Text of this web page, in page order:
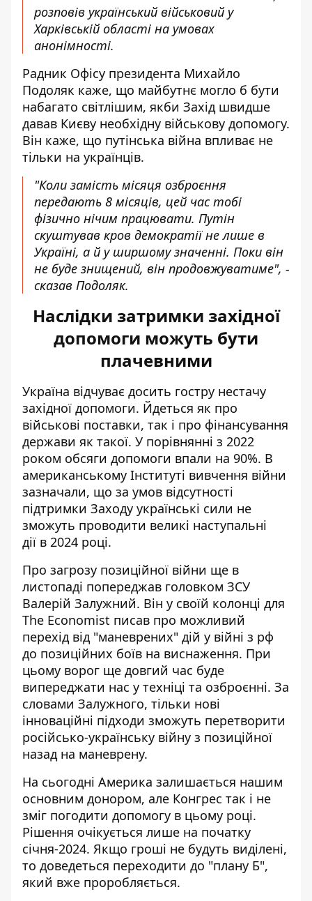
розповів український військовий у
Харківській області на умовах
анонімності.
Радник Офісу президента Михайло
Подоляк каже, що майбутнє могло б бути
набагато світлішим, якби Захід швидше
давав Києву необхідну військову допомогу.
Він каже, що путінська війна впливає не
тільки на українців.
"Коли замість місяця озброєння
передають 8 місяців, цей час тобі
фізично нічим працювати. Путін
скуштував кров демократії не лише в
Україні, а й у ширшому значенні. Поки він
не буде знищений, він продовжуватиме", -
сказав Подоляк.
Наслідки затримки західної
допомоги можуть бути
плачевними
Україна відчуває досить гостру нестачу
західної допомоги. Йдеться як про
військові поставки, так і про фінансування
держави як такої. У порівнянні з 2022
роком обсяги допомоги впали на 90%. В
американському Інституті вивчення війни
зазначали, що за умов відсутності
підтримки Заходу українські сили не
зможуть проводити великі наступальні
дії в 2024 році.
Про загрозу позиційної війни ще в
листопаді попереджав головком ЗСУ
Валерій Залужний. Він у своїй колонці для
The Economist писав про можливий
перехід від "маневрених" дій у війні з рф
до позиційних боїв на виснаження. При
цьому ворог ще довгий час буде
випереджати нас у техніці та озброєнні. За
словами Залужного, тільки нові
інноваційні підходи зможуть перетворити
російсько-українську війну з позиційної
назад на маневрену.
На сьогодні Америка залишається нашим
основним донором, але Конгрес так і не
зміг погодити допомогу в цьому році.
Рішення очікується лише на початку
січня-2024. Якщо гроші не будуть виділені,
то доведеться переходити до "плану Б",
який вже проробляється.